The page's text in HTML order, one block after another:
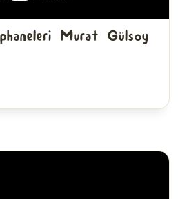
Murat Gülsoy